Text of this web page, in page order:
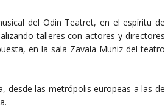
del Odin Teatret, en el espíritu de
talleres con actores y directores
en la sala Zavala Muniz del teatro
desde las metrópolis europeas a las de